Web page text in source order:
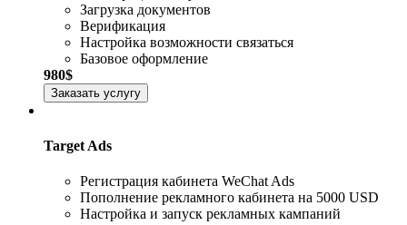
Загрузка документов
Верификация
Настройка возможности связаться
Базовое оформление
980$
Заказать услугу
Target Ads
Регистрация кабинета WeChat Ads
Пополнение рекламного кабинета на 5000 USD
Настройка и запуск рекламных кампаний